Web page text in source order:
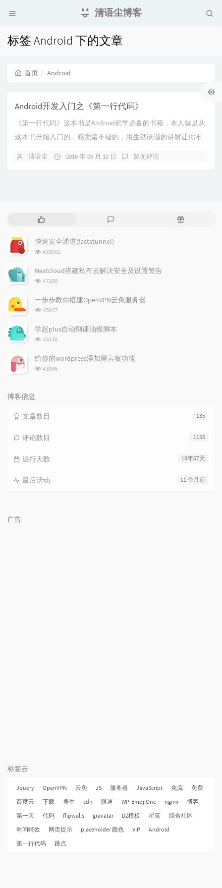
清语尘博客
标签 Android 下的文章
首页 Android
Android开发入门之《第一行代码》
《第一行代码》这本书是Android初学必备的书籍，本人就是从
这本书开始入门的，感觉蛮不错的，用生动诙谐的讲解让你不
清语尘 2016 年 06 月 12 日 暂无评论
热
文
章
随
快速安全通道(faststunnel)
浏
次
433902
Nextcloud搭建私有云解决安全及设置警告
浏
次
数:
47209
一步步教你搭建OpenVPN云免服务器
浏
次
数:
45847
学起plus自动刷课油猴脚本
浏
次
数:
45438
给你的wordpress添加留言板功能
浏
43036
博客信息
135
文章数目
1155
评论数目
10年67天
运行天数
11 个月前
最后活动
广告
标签云
Jquery OpenVPN 云免 JS 服务器 JavaScript 免流
免费
百度云
下载 养生 cdn 限速 WP-EmojiOne nginx
博客
第一天
代码 flipwalls gravatar DZ模板 星蓝
综合社区
时间特效
网页提示 placeholder 颜色 VIP
Android
第一行代码
跳点